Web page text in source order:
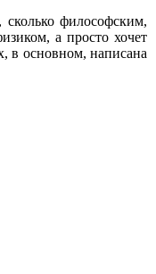
философским,
а просто хочет
в основном, написана